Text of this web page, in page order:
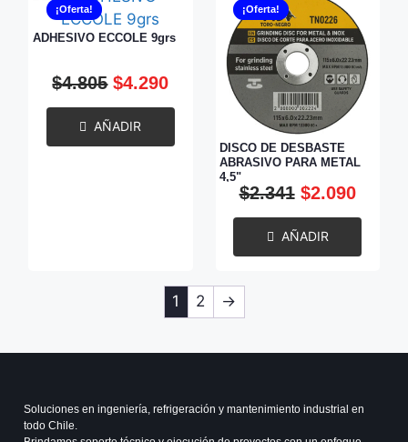
ADHESIVO ECCOLE 9grs
¡Oferta!
$4.805 $4.290
AÑADIR
DISCO DE DESBASTE
ABRASIVO PARA METAL
4,5"
¡Oferta!
$2.341 $2.090
AÑADIR
1 2 →
Soluciones en ingeniería, refrigeración y mantenimiento industrial en
todo Chile.